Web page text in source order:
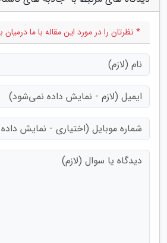
* نظرتان را در مورد این مقاله با ما درمیان